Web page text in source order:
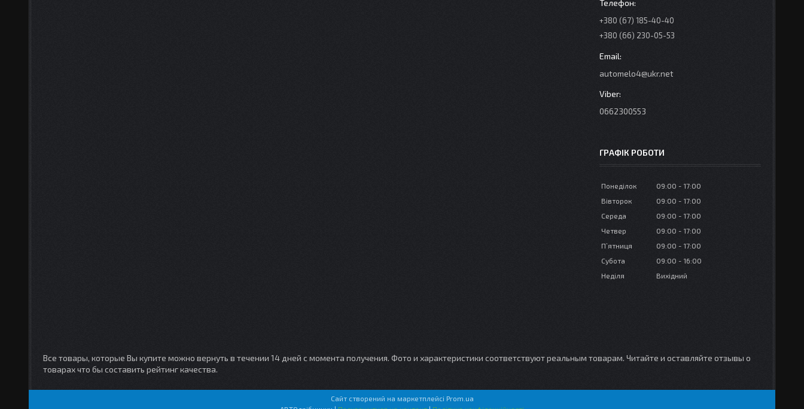
+380 (67) 185-40-40
+380 (66) 230-05-53
automelo4@ukr.net
0662300553
ГРАФІК РОБОТИ
Понеділок 09:00
17:00
Вівторок
09:00
17:00
Середа
09:00
17:00
Четвер
09:00
17:00
Пʼятниця
09:00
17:00
Субота
09:00
16:00
Неділя
Вихідний
Все товары, которые Вы купите можно вернуть в течении 14 дней с момента получения. Фото и характеристики соответствуют реальным товарам. Читайте и оставляйте отзывы о
товарах что бы составить рейтинг качества.
Сайт створений на маркетплейсі Prom.ua